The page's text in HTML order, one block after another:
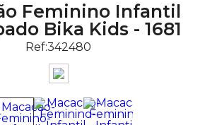
Feminino Infantil
Bika Kids - 1681
Ref:342480